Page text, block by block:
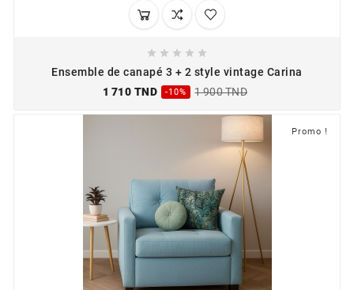
    
Ensemble de canapé 3 + 2 style vintage Carina
1 710 TND
-10% 1 900 TND
Promo !